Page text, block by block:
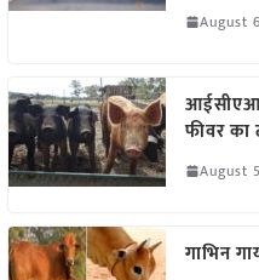
August
फीवर का
August
गाभिन